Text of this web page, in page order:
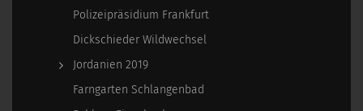
Polizeipräsidium Frankfurt
Dickschieder Wildwechsel
Jordanien 2019
Farngarten Schlangenbad